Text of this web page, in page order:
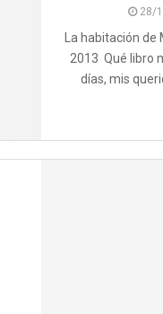
28/
La habitación
2013 Qué libro
días, mis